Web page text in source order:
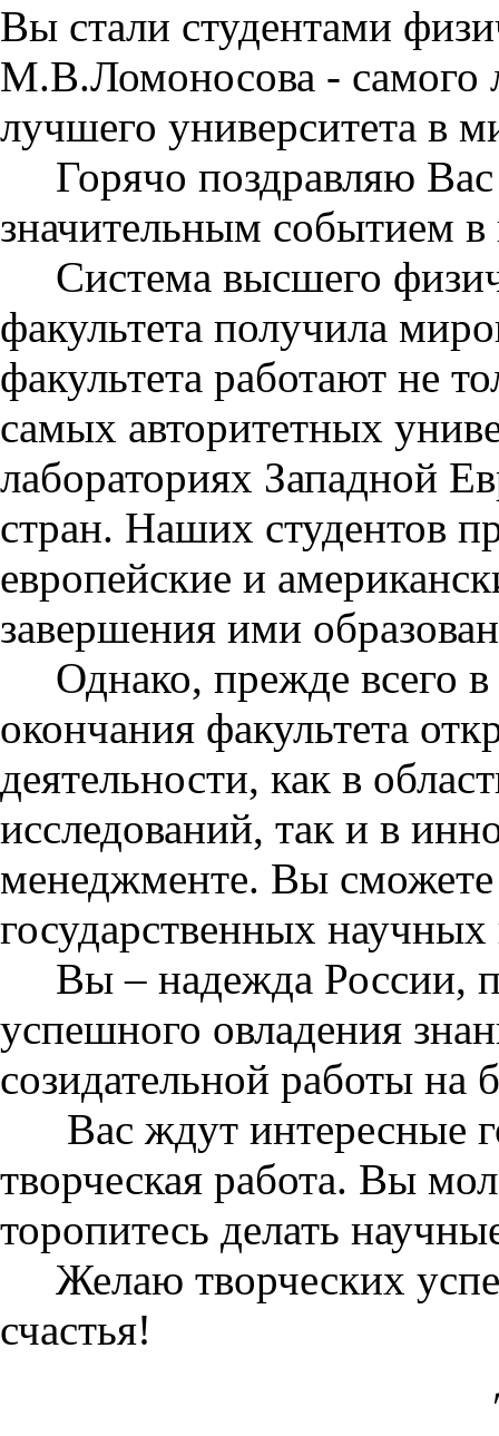
Вы стали студентами
М.В.Ломоносова - самого
лучшего университета в
Горячо поздравляю Вас
значительным событием
Система высшего
факультета получила
факультета работают не
самых авторитетных
лабораториях Западной
стран. Наших студентов
европейские и
завершения ими
Однако, прежде всего в
окончания факультета
деятельности, как в
исследований, так и в
менеджменте. Вы сможете
государственных
Вы – надежда России,
успешного овладения
созидательной работы на
Вас ждут интересные
творческая работа. Вы
торопитесь делать
Желаю творческих
счастья!